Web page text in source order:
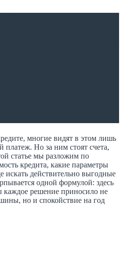
многие видят в этом лишь
Но за ним стоят счета,
статье мы разложим по
кредита, какие параметры
искать действительно выгодные
одной формулой: здесь
каждое решение приносило не
но и спокойствие на год